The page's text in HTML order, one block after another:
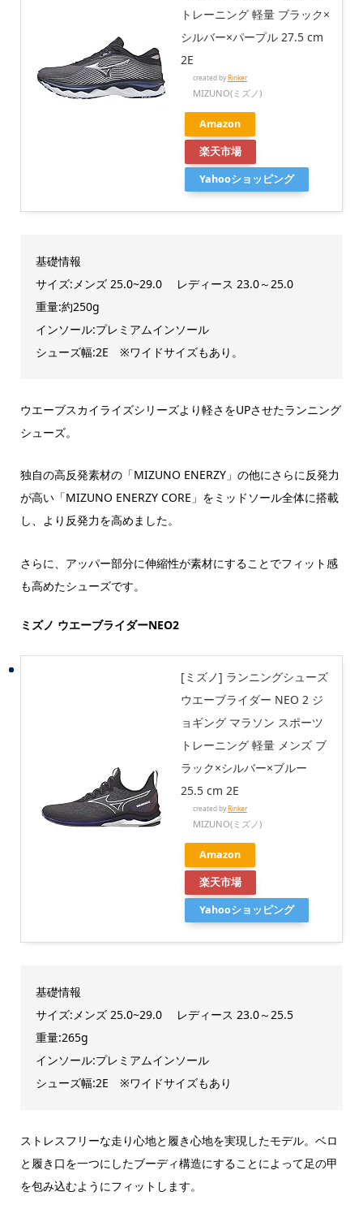
トレーニング 軽量 ブラック×
シルバー×パープル 27.5 cm
2E
created byRinker
MIZUNO(ミズノ)
Amazon
楽天市場
Yahooショッピング
基礎情報
サイズ:メンズ 25.0~29.0 レディース 23.0～25.0
重量:約250g
インソール:プレミアムインソール
シューズ幅:2E ※ワイドサイズもあり。
ウエーブスカイライズシリーズより軽さをUPさせたランニング
シューズ。
独自の高反発素材の「MIZUNO ENERZY」の他にさらに反発力
が高い「MIZUNO ENERZY CORE」をミッドソール全体に搭載
し、より反発力を高めました。
さらに、アッパー部分に伸縮性が素材にすることでフィット感
も高めたシューズです。
ミズノ ウエーブライダーNEO2
[ミズノ] ランニングシューズ
ウエーブライダー NEO 2 ジ
ョギング マラソン スポーツ
トレーニング 軽量 メンズ ブ
ラック×シルバー×ブルー
25.5 cm 2E
created byRinker
MIZUNO(ミズノ)
Amazon
楽天市場
Yahooショッピング
基礎情報
サイズ:メンズ 25.0~29.0 レディース 23.0～25.5
重量:265g
インソール:プレミアムインソール
シューズ幅:2E ※ワイドサイズもあり
ストレスフリーな走り心地と履き心地を実現したモデル。ベロ
と履き口を一つにしたブーディ構造にすることによって足の甲
を包み込むようにフィットします。